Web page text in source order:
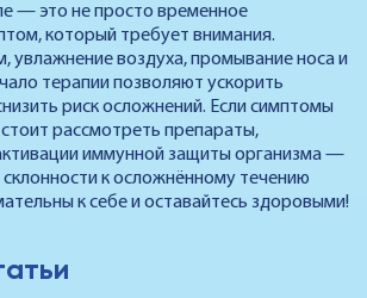
— это не просто временное
который требует внимания.
увлажнение воздуха, промывание носа и
терапии позволяют ускорить
риск осложнений. Если симптомы
рассмотреть препараты,
иммунной защиты организма —
к осложнённому течению
к себе и оставайтесь здоровыми!